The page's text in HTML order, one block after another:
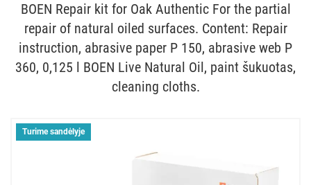
BOEN Repair kit for Oak Authentic For the partial
repair of natural oiled surfaces. Content: Repair
instruction, abrasive paper P 150, abrasive web P
360, 0,125 l BOEN Live Natural Oil, paint šukuotas,
cleaning cloths.
Turime sandėlyje